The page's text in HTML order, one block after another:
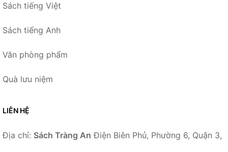
Sách tiếng Việt
Sách tiếng Anh
Văn phòng phẩm
Quà lưu niệm
LIÊN HỆ
Địa chỉ: Sách Tràng An Điện Biên Phủ, Phường 6, Quận 3,